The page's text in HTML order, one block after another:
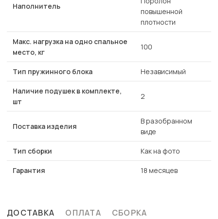
Наполнитель
повышенной
плотности
Макс. нагрузка на одно спальное
место, кг
100
Тип пружинного блока Независимый
Наличие подушек в комплекте,
шт
2
Поставка изделия
В разобранном
виде
Тип сборки Как на фото
Гарантия 18 месяцев
ДОСТАВКА ОПЛАТА СБОРКА